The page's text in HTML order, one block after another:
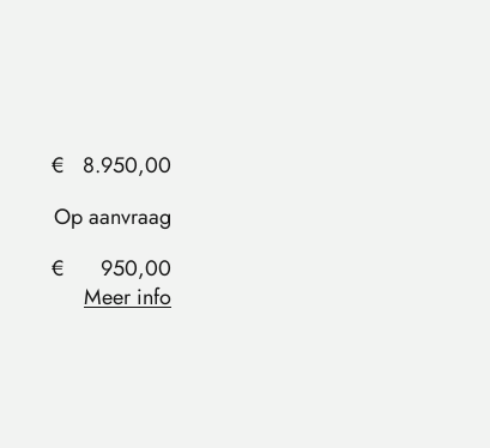
€
8.950,00
Op aanvraag
€
950,00
Meer info